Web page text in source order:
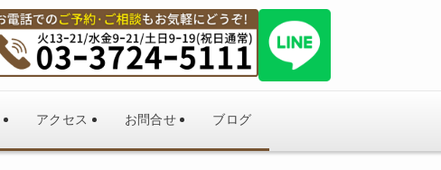
アクセス お問合せ ブログ